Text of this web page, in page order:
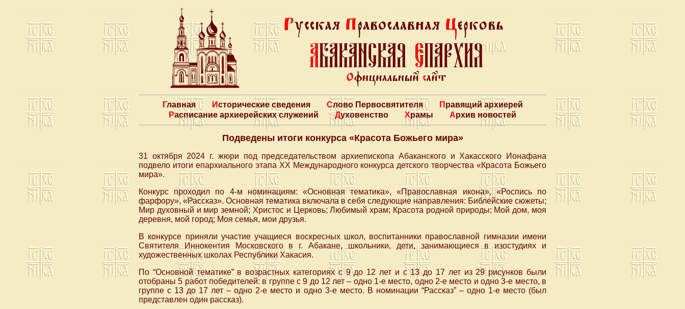
Главная Исторические сведения Слово Первосвятителя
Правящий архиерей
Расписание архиерейских служений
Духовенство Храмы Архив новостей
Подведены итоги конкурса «Красота Божьего мира»
31 октября 2024 г. жюри под председательством архиепископа Абаканского и Хакасского Ионафана
подвело итоги епархиального этапа ХХ Международного конкурса детского творчества «Красота Божьего
мира».
Конкурс проходил по 4-м номинациям: «Основная тематика», «Православная икона», «Роспись по
фарфору», «Рассказ». Основная тематика включала в себя следующие направления: Библейские сюжеты;
Мир духовный и мир земной; Христос и Церковь; Любимый храм; Красота родной природы; Мой дом, моя
деревня, мой город; Моя семья, мои друзья.
В конкурсе приняли участие учащиеся воскресных школ, воспитанники православной гимназии имени
Святителя Иннокентия Московского в г. Абакане, школьники, дети, занимающиеся в изостудиях и
художественных школах Республики Хакасия.
По “Основной тематике” в возрастных категориях с 9 до 12 лет и с 13 до 17 лет из 29 рисунков были
отобраны 5 работ победителей: в группе с 9 до 12 лет – одно 1-е место, одно 2-е место и одно 3-е место, в
группе с 13 до 17 лет – одно 2-е место и одно 3-е место. В номинации “Рассказ” – одно 1-е место (был
представлен один рассказ).